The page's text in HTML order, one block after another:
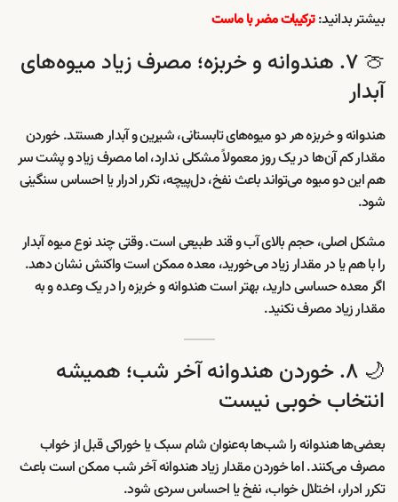
بیشتر بدانید:ترکیبات مضر با ماست
🍈 ۷. هندوانه و خربزه؛ مصرف زیاد میوه‌های
آبدار
هندوانه و خربزه هر دو میوه‌های تابستانی، شیرین و آبدار هستند. خوردن
مقدار کم آن‌ها در یک روز معمولاً مشکلی ندارد، اما مصرف زیاد و پشت سر
هم این دو میوه می‌تواند باعث نفخ، دل‌پیچه، تکرر ادرار یا احساس سنگینی
شود.
مشکل اصلی، حجم بالای آب و قند طبیعی است. وقتی چند نوع میوه آبدار
را با هم یا در مقدار زیاد می‌خورید، معده ممکن است واکنش نشان دهد.
اگر معده حساسی دارید، بهتر است هندوانه و خربزه را در یک وعده و به
مقدار زیاد مصرف نکنید.
🌙 ۸. خوردن هندوانه آخر شب؛ همیشه
انتخاب خوبی نیست
بعضی‌ها هندوانه را شب‌ها به‌عنوان شام سبک یا خوراکی قبل از خواب
مصرف می‌کنند. اما خوردن مقدار زیاد هندوانه آخر شب ممکن است باعث
تکرر ادرار، اختلال خواب، نفخ یا احساس سردی شود.